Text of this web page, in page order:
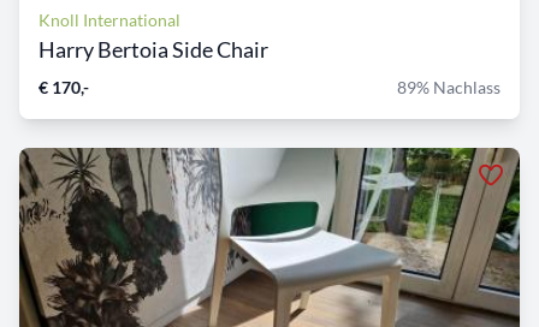
Knoll International
Harry Bertoia Side Chair
€ 170,- 89% Nachlass